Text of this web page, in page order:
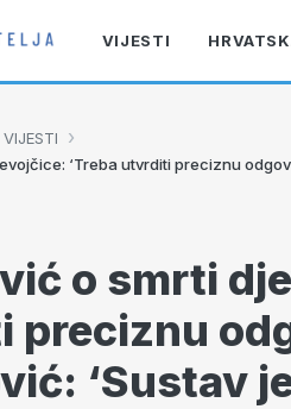
VIJESTI
VIJESTI ›
‘Treba utvrditi preciznu
o smrti
preciznu
‘Sustav